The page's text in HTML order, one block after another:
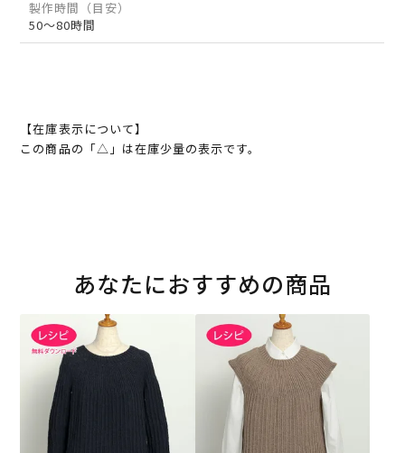
製作時間（目安）
50～80時間
【在庫表示について】
この商品の「△」は在庫少量の表示です。
あなたにおすすめの商品